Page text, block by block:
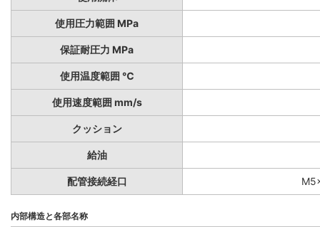
使用圧力範囲 MPa
保証耐圧力 MPa
使用温度範囲 ℃
使用速度範囲 mm/s
クッション
給油
配管接続経口
内部構造と各部名称